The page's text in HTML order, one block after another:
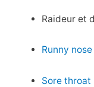
Raideur et
Runny nose
Sore throat